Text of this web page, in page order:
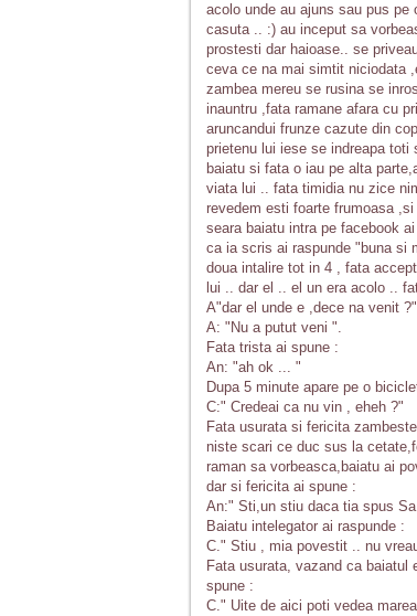
acolo unde au ajuns sau pus
casuta .. :) au inceput sa
prostesti dar haioase.. se
ceva ce na mai simtit niciodata
zambea mereu se rusina se
inauntru ,fata ramane afara cu
aruncandui frunze cazute din
prietenu lui iese se indreapa
baiatu si fata o iau pe alta
viata lui .. fata timidia nu zice
revedem esti foarte frumoasa
seara baiatu intra pe facebook
ca ia scris ai raspunde "buna si
doua intalire tot in 4 , fata
lui .. dar el .. el un era acolo ..
A"dar el unde e ,dece na venit ?"
A: "Nu a putut veni ".
Fata trista ai spune :
An: "ah ok ... "
Dupa 5 minute apare pe o
C:" Credeai ca nu vin , eheh ?"
Fata usurata si fericita
niste scari ce duc sus la
raman sa vorbeasca,baiatu ai
dar si fericita ai spune :
An:" Sti,un stiu daca tia spus
Baiatu intelegator ai raspunde :
C." Stiu , mia povestit .. nu
Fata usurata, vazand ca baiatul
spune :
C." Uite de aici poti vedea